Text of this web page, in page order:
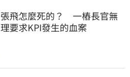
張飛怎麼死的？ 一樁長官無
理要求KPI發生的血案